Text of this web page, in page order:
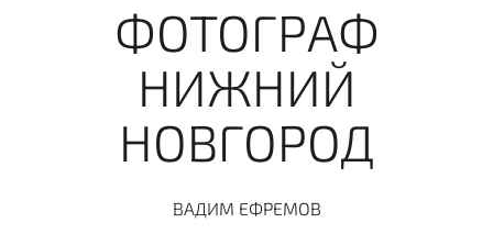
ФОТОГРАФ
НИЖНИЙ
НОВГОРОД
ВАДИМ ЕФРЕМОВ